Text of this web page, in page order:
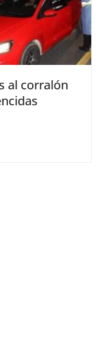
al corralón